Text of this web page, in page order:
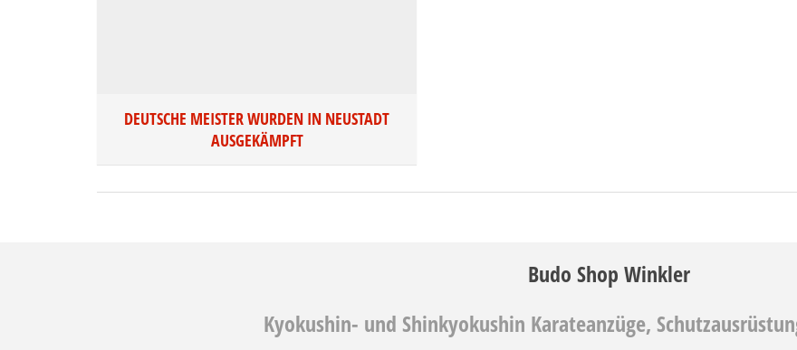
DEUTSCHE MEISTER WURDEN IN NEUSTADT
AUSGEKÄMPFT
Budo Shop Winkler
Kyokushin- und Shinkyokushin Karateanzüge,